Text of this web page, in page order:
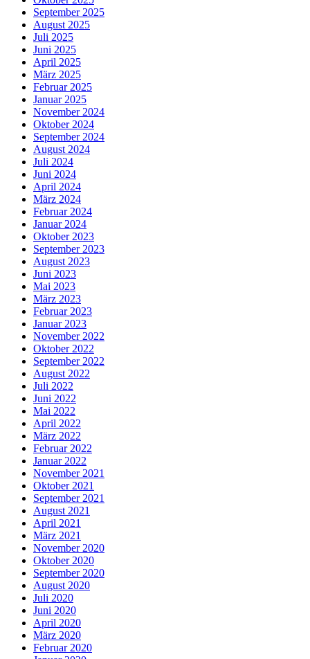
September 2025
August 2025
Juli 2025
Juni 2025
April 2025
März 2025
Februar 2025
Januar 2025
November 2024
Oktober 2024
September 2024
August 2024
Juli 2024
Juni 2024
April 2024
März 2024
Februar 2024
Januar 2024
Oktober 2023
September 2023
August 2023
Juni 2023
Mai 2023
März 2023
Februar 2023
Januar 2023
November 2022
Oktober 2022
September 2022
August 2022
Juli 2022
Juni 2022
Mai 2022
April 2022
März 2022
Februar 2022
Januar 2022
November 2021
Oktober 2021
September 2021
August 2021
April 2021
März 2021
November 2020
Oktober 2020
September 2020
August 2020
Juli 2020
Juni 2020
April 2020
März 2020
Februar 2020